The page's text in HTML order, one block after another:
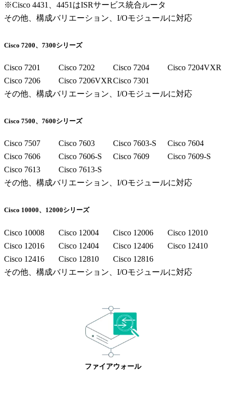
※Cisco 4431、4451はISRサービス統合ルータ
その他、構成バリエーション、I/Oモジュールに対応
Cisco 7200、7300シリーズ
Cisco 7201 Cisco 7202 Cisco 7204
Cisco 7204VXR
Cisco 7206
Cisco 7206VXRCisco 7301
その他、構成バリエーション、I/Oモジュールに対応
Cisco 7500、7600シリーズ
Cisco 7507 Cisco 7603 Cisco 7603-S
Cisco 7604
Cisco 7606
Cisco 7606-S Cisco 7609
Cisco 7609-S
Cisco 7613
Cisco 7613-S
その他、構成バリエーション、I/Oモジュールに対応
Cisco 10000、12000シリーズ
Cisco 10008 Cisco 12004 Cisco 12006
Cisco 12010
Cisco 12016
Cisco 12404 Cisco 12406
Cisco 12410
Cisco 12416
Cisco 12810
Cisco 12816
その他、構成バリエーション、I/Oモジュールに対応
ファイアウォール